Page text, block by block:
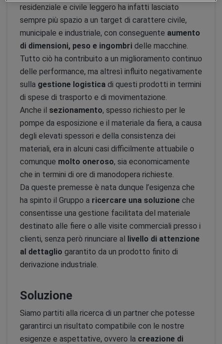
residenziale e civile leggero ha infatti lasciato
sempre più spazio a un target di carattere civile,
municipale e industriale, con conseguente aumento
di dimensioni, peso e ingombri delle macchine.
Tutto ciò ha contribuito a un miglioramento continuo
delle performance, ma altresì influito negativamente
sulla gestione logistica di questi prodotti in termini
di spese di trasporto e di movimentazione.
Anche il sezionamento, spesso richiesto per le
pompe da esposizione e il materiale da fiera, a causa
degli elevati spessori e della consistenza dei
materiali, era in alcuni casi difficilmente attuabile o
comunque molto oneroso, sia economicamente
che in termini di ore di manodopera richieste.
Da queste premesse è nata dunque l’esigenza che
ha spinto il Gruppo a ricercare una soluzione che
consentisse una gestione facilitata del materiale
destinato alle fiere o alle visite commerciali presso i
clienti, senza però rinunciare al livello di attenzione
al dettaglio garantito da un prodotto finito di
derivazione industriale.
Soluzione
Siamo partiti alla ricerca di un partner che potesse
garantirci un risultato compatibile con le nostre
esigenze e aspettative, ovvero la creazione di